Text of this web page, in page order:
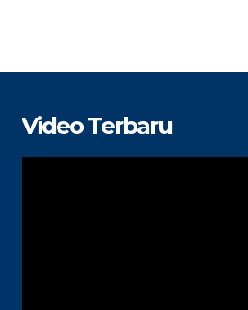
Video Terbaru